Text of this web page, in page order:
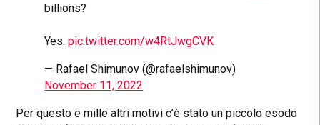
billions?
Yes.pic.twitter.com/w4RtJwgCVK
— Rafael Shimunov (@rafaelshimunov)
November 11, 2022
Per questo e mille altri motivi c’è stato un piccolo esodo